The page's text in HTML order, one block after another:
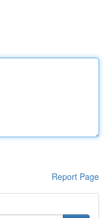
Report Page